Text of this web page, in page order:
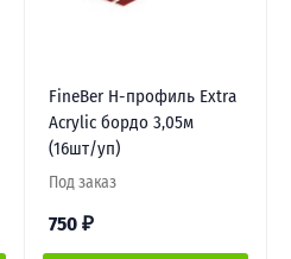
FineBer H-профиль Extra
Acrylic бордо 3,05м
(16шт/уп)
Под заказ
750 ₽